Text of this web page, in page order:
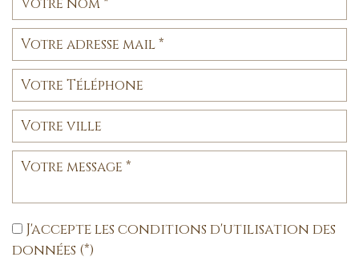
J'accepte les conditions d'utilisation des
données (*)